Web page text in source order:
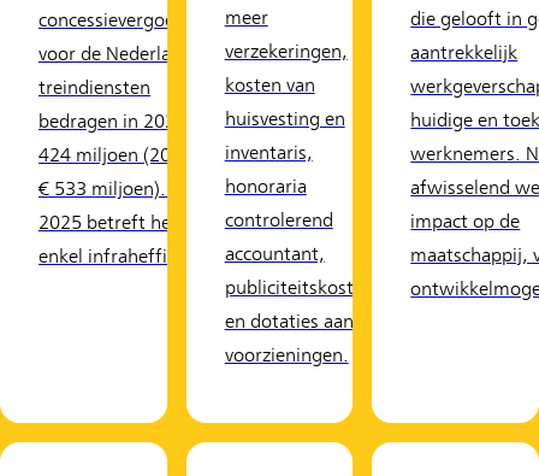
concessievergoeding
voor de Nederlandse
treindiensten
bedragen in 2025 €
424 miljoen (2024:
€ 533 miljoen). Voor
2025 betreft het
enkel infraheffing.
meer
verzekeringen,
kosten van
huisvesting en
inventaris,
honoraria
controlerend
accountant,
publiciteitskosten
en dotaties aan
voorzieningen.
die gelooft in
aantrekkelijk
huidige en
werknemers.
afwisselend
impact op de
maatschappij,